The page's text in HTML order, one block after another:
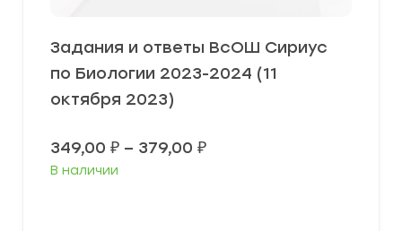
Задания и ответы ВсОШ Сириус
по Биологии 2023-2024 (11
октября 2023)
349,00 ₽ – 379,00 ₽Диапазон
В наличии